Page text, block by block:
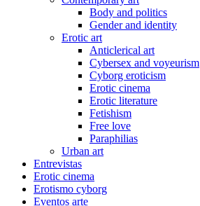
Body and politics
Gender and identity
Erotic art
Anticlerical art
Cybersex and voyeurism
Cyborg eroticism
Erotic cinema
Erotic literature
Fetishism
Free love
Paraphilias
Urban art
Entrevistas
Erotic cinema
Erotismo cyborg
Eventos arte